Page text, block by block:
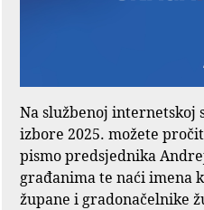
Na službenoj internetskoj
izbore 2025. možete
pismo predsjednika
građanima te naći imena
župane i gradonačelnike